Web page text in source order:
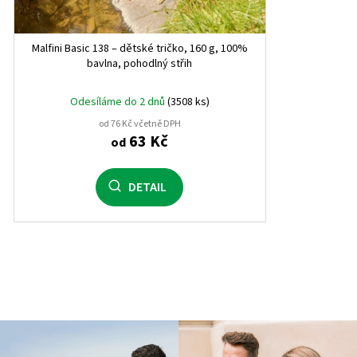
9M 0
0
5 let 1
Malfini Basic 138 – dětské tričko, 160 g, 100%
bavlna, pohodlný střih
Odesíláme do 2 dnů (3508 ks)
od 76 Kč včetně DPH
od 63 Kč
DETAIL